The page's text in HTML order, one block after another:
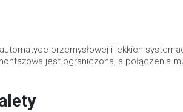
przemysłowej i lekkich
jest ograniczona, a połączenia